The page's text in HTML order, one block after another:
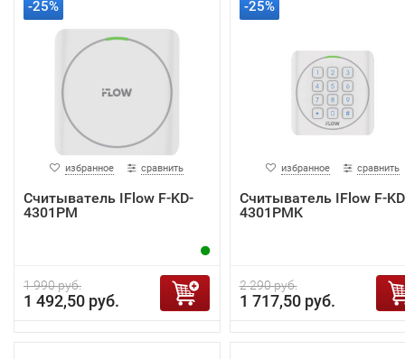
-25%
избранное сравнить
Считыватель IFlow F-KD-
4301PM
1 990 руб.
1 492,50 руб.
-25%
избранное сравнить
Считыватель IFlow F-
4301PMK
2 290 руб.
1 717,50 руб.